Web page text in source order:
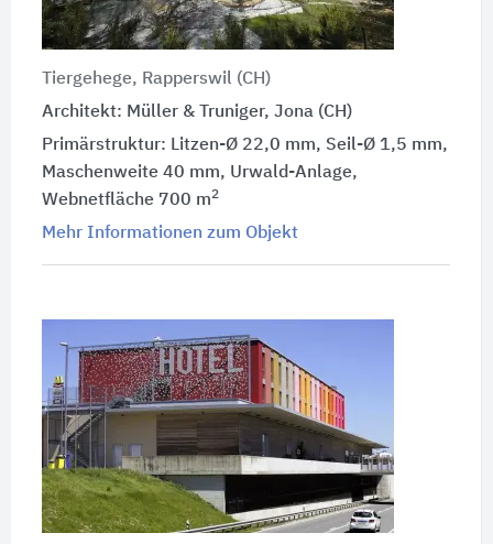
Tiergehege, Rapperswil (CH)
Architekt: Müller & Truniger, Jona (CH)
Primärstruktur: Litzen-Ø 22,0 mm, Seil-Ø 1,5 mm,
Maschenweite 40 mm, Urwald-Anlage,
Webnetfläche 700 m2
Mehr Informationen zum Objekt